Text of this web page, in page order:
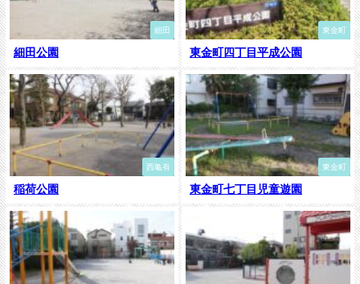
細田
細田公園
東金町
東金町四丁目平成公園
西亀有
稲荷公園
東金町
東金町七丁目児童遊園